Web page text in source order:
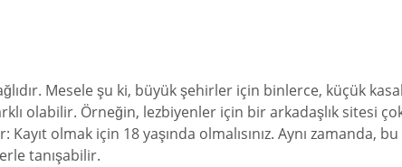
Mesele şu ki, büyük şehirler için binlerce, küçük
olabilir. Örneğin, lezbiyenler için bir arkadaşlık sitesi
olmak için 18 yaşında olmalısınız. Aynı zamanda,
tanışabilir.